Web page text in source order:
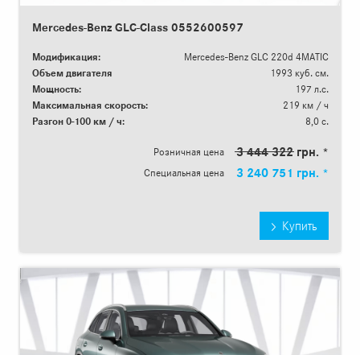
Mercedes-Benz GLC-Class 0552600597
Модификация:
Mercedes-Benz GLC 220d 4MATIC
Объем двигателя
1993 куб. см.
Мощность:
197 л.с.
Максимальная скорость:
219 км / ч
Разгон 0-100 км / ч:
8,0 с.
Розничная цена 3 444 322 грн. *
Специальная цена 3 240 751 грн. *
Купить